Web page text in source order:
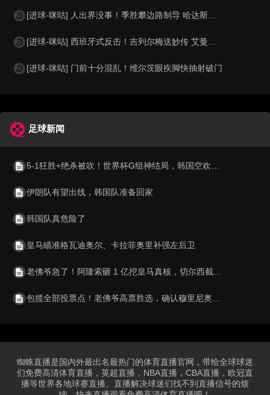
[进球-咪咕] 人出界没事！季胜攀边路制导 哈达斯凌空斩破门
[进球-咪咕] 西班牙式反击！吉列尔梅送妙传 艾曼后点轻推破门
[进球-咪咕] 门前十分混乱！维尔茨眼疾脚快抽射破门
足球新闻
5-1狂胜+绝杀被吹！世界杯G组神结局，韩国空欢喜 比利时逆袭成第1
伊朗队有望出线，韩国队准备回家
韩国队真危险了
皇马瞄准格瓦迪奥尔、卡拉菲奥里补强左后卫
老佛爷急了！阿隆索砸 1 亿挖皇马真核，切尔西截胡利物浦阿森纳
包揽全部投票点！老佛爷高票胜选，确认穆里尼奥重返伯纳乌执教
蜘蛛直播是国内外最出名最热门的体育直播官网，带给全球球迷
们免费高清体育直播，英超直播，NBA直播，CBA直播，欧冠直
播等世界各地球赛直播。直播解决球迷们找不到直播信号的烦